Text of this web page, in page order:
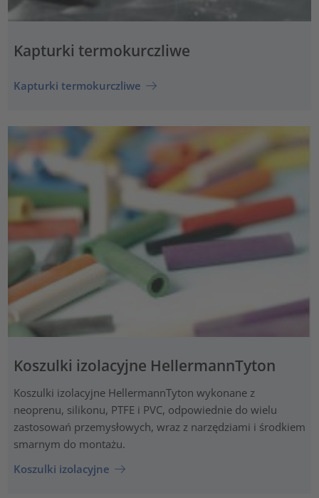
Kapturki termokurczliwe
Kapturki termokurczliwe
Koszulki izolacyjne HellermannTyton
Koszulki izolacyjne HellermannTyton wykonane z
neoprenu, silikonu, PTFE i PVC, odpowiednie do wielu
zastosowań przemysłowych, wraz z narzędziami i środkiem
smarnym do montażu.
Koszulki izolacyjne